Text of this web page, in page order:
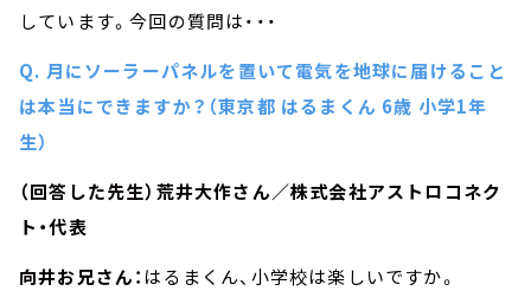
しています。今回の質問は・・・
Q. 月にソーラーパネルを置いて電気を地球に届けること
は本当にできますか？（東京都 はるまくん 6歳 小学1年
生）
（回答した先生）荒井大作さん／株式会社アストロコネク
ト・代表
向井お兄さん： はるまくん、小学校は楽しいですか。